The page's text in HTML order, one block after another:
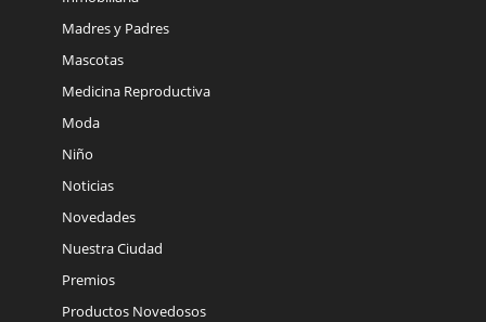
Madres y Padres
Mascotas
Medicina Reproductiva
Moda
Niño
Noticias
Novedades
Nuestra Ciudad
Premios
Productos Novedosos